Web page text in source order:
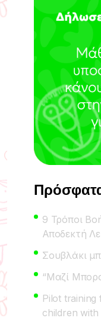
9 Τρόποι
Αποδεκτή
Σουβλάκι
“Μαζί
Pilot
children with